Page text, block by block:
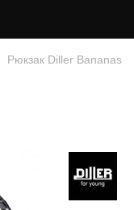
Рюкзак Diller Bananas